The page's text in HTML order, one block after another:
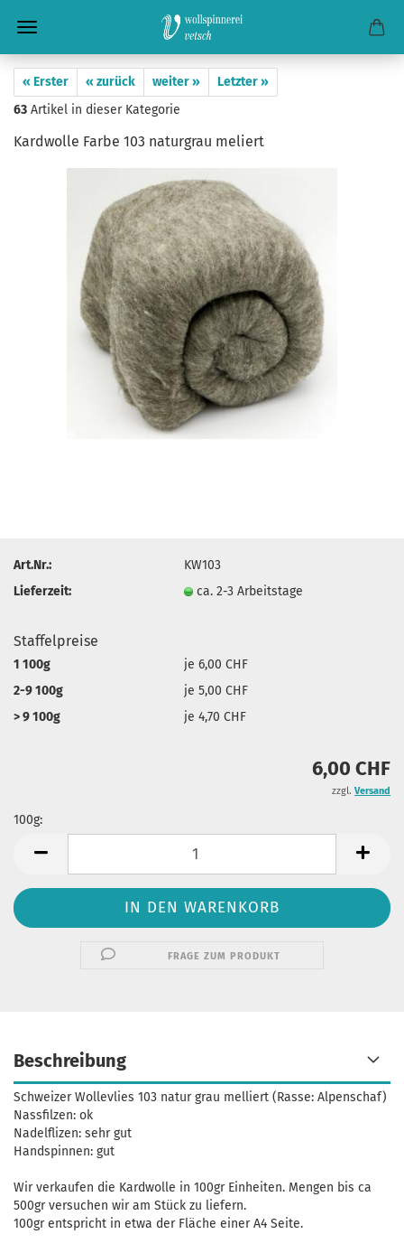
« Erster « zurück weiter »
Letzter »
63 Artikel in dieser Kategorie
Kardwolle Farbe 103 naturgrau meliert
Art.Nr.:
KW103
Lieferzeit:
ca. 2-3 Arbeitstage
Staffelpreise
1 100g
je 6,00 CHF
2-9 100g
je 5,00 CHF
> 9 100g
je 4,70 CHF
6,00 CHF
zzgl. Versand
100g:
FRAGE ZUM PRODUKT
Beschreibung
Schweizer Wollevlies 103 natur grau melliert (Rasse: Alpenschaf)
Nassfilzen: ok
Nadelflizen: sehr gut
Handspinnen: gut
Wir verkaufen die Kardwolle in 100gr Einheiten. Mengen bis ca
500gr versuchen wir am Stück zu liefern.
100gr entspricht in etwa der Fläche einer A4 Seite.